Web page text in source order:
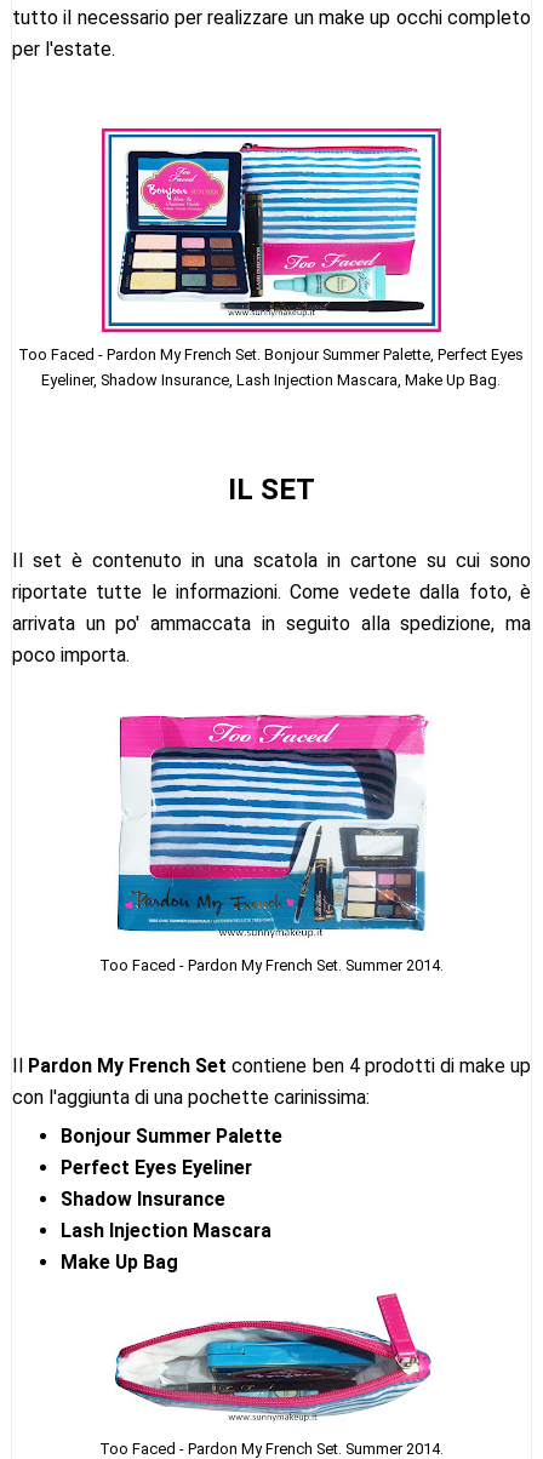
tutto il necessario per realizzare un make up occhi completo
per l'estate.
Too Faced - Pardon My French Set. Bonjour Summer Palette, Perfect Eyes
Eyeliner, Shadow Insurance, Lash Injection Mascara, Make Up Bag.
IL SET
Il set è contenuto in una scatola in cartone su cui sono
riportate tutte le informazioni. Come vedete dalla foto, è
arrivata un po' ammaccata in seguito alla spedizione, ma
poco importa.
Too Faced - Pardon My French Set. Summer 2014.
Il Pardon My French Set contiene ben 4 prodotti di make up
con l'aggiunta di una pochette carinissima:
Bonjour Summer Palette
Perfect Eyes Eyeliner
Shadow Insurance
Lash Injection Mascara
Make Up Bag
Too Faced - Pardon My French Set. Summer 2014.